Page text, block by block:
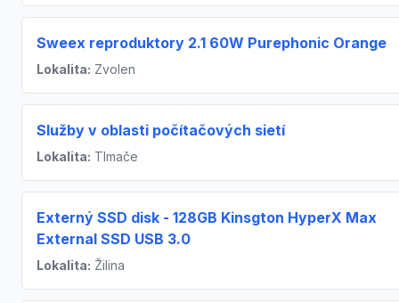
Sweex reproduktory 2.1 60W Purephonic Orange
Lokalita: Zvolen
Služby v oblasti počítačových sietí
Lokalita: Tlmače
Externý SSD disk - 128GB Kinsgton HyperX Max
External SSD USB 3.0
Lokalita: Žilina